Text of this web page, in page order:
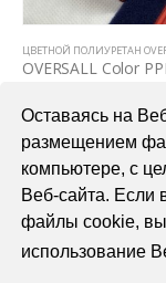
Оставаясь на
размещением
компьютере, с
Веб-сайта. Если
файлы cookie,
использование
В